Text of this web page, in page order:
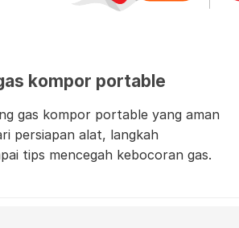
kompor portable
gas kompor portable yang aman
persiapan alat, langkah
tips mencegah kebocoran gas.